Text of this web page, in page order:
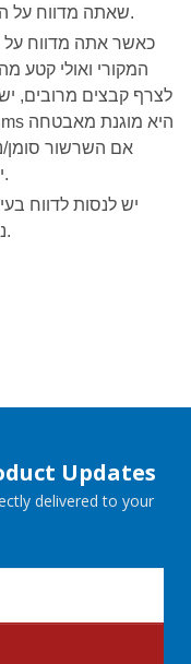
שאתה מדווח על הבעיה; אולי השאלה שלך כבר נענתה.
כאשר אתה מדווח על
המקורי ואולי קטע
לצרף קבצים מרובים,
אם השרשור סומן/
Aspose יוכלו לגשת לקבצים שנצרפו.
יש לנסות לדווח
נוספת, יש לדווח עליה בשרשור נפרד.
Updates
delivered to your